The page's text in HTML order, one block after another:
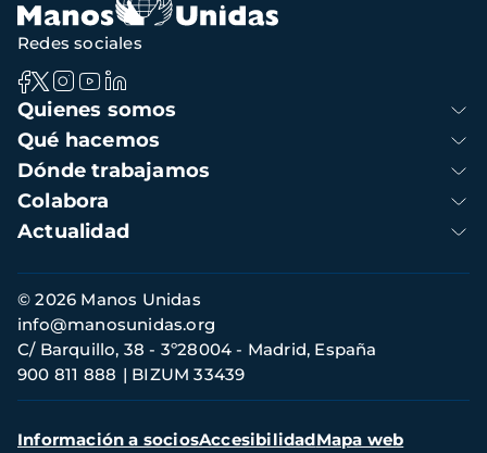
Navegación
principal
Quienes somos
Qué hacemos
Dónde trabajamos
Colabora
Actualidad
Redes sociales
Información
de
contacto
© 2026 Manos Unidas
C/ Barquillo, 38 - 3º28004 - Madrid, España
900 811 888
BIZUM 33439
info@manosunidas.org
Menú
Información a sociosAccesibilidadMapa web